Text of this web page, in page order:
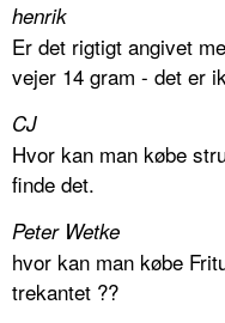
henrik
Er det rigtigt angivet
vejer 14 gram - det er
CJ
Hvor kan man købe
finde det.
Peter Wetke
hvor kan man købe
trekantet ??